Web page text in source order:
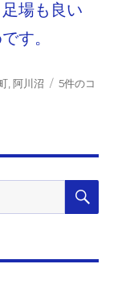
場も良い
す。
,阿川沼
七
沼
の
5件のコ
検